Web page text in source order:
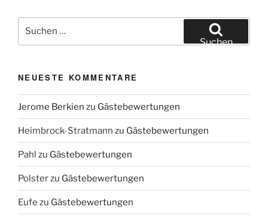
Suchen
nach:
Suchen
NEUESTE KOMMENTARE
Jerome Berkien zu Gästebewertungen
Heimbrock-Stratmann zu Gästebewertungen
Pahl zu Gästebewertungen
Polsterzu Gästebewertungen
Eufe zu Gästebewertungen